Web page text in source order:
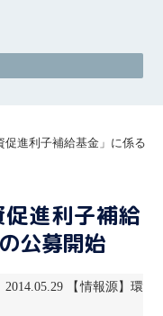
促進利子補給基金」に係る
促進利子補給
公募開始
【情報源】環